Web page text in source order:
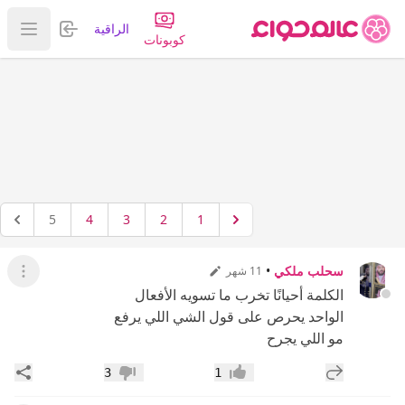
كوبونات
الراقية تسجيل
عرض
1
2
3
4
5
سحلب ملكي • 11 شهر عرض
الكلمة أحيانًا تخرب ما تسويه الأفعال
الواحد يحرص على قول الشي اللي يرفع
مو اللي يجرح
إضافة رد جديد إعجاب1 عدم إعجاب
3